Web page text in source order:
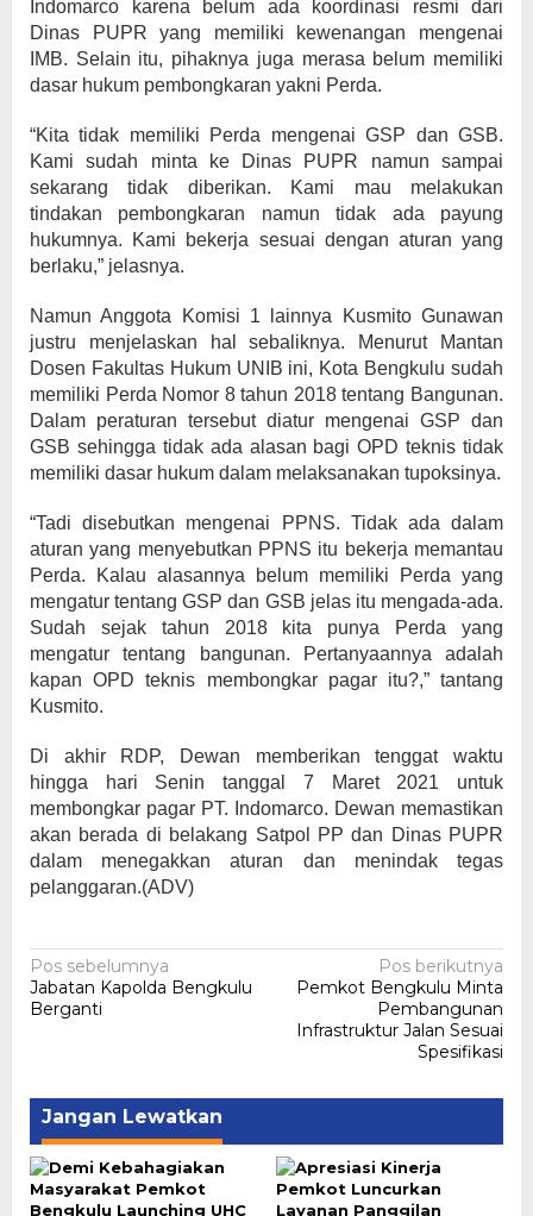
Indomarco karena belum ada koordinasi resmi dari
Dinas PUPR yang memiliki kewenangan mengenai
IMB. Selain itu, pihaknya juga merasa belum memiliki
dasar hukum pembongkaran yakni Perda.
“Kita tidak memiliki Perda mengenai GSP dan GSB.
Kami sudah minta ke Dinas PUPR namun sampai
sekarang tidak diberikan. Kami mau melakukan
tindakan pembongkaran namun tidak ada payung
hukumnya. Kami bekerja sesuai dengan aturan yang
berlaku,” jelasnya.
Namun Anggota Komisi 1 lainnya Kusmito Gunawan
justru menjelaskan hal sebaliknya. Menurut Mantan
Dosen Fakultas Hukum UNIB ini, Kota Bengkulu sudah
memiliki Perda Nomor 8 tahun 2018 tentang Bangunan.
Dalam peraturan tersebut diatur mengenai GSP dan
GSB sehingga tidak ada alasan bagi OPD teknis tidak
memiliki dasar hukum dalam melaksanakan tupoksinya.
“Tadi disebutkan mengenai PPNS. Tidak ada dalam
aturan yang menyebutkan PPNS itu bekerja memantau
Perda. Kalau alasannya belum memiliki Perda yang
mengatur tentang GSP dan GSB jelas itu mengada-ada.
Sudah sejak tahun 2018 kita punya Perda yang
mengatur tentang bangunan. Pertanyaannya adalah
kapan OPD teknis membongkar pagar itu?,” tantang
Kusmito.
Di akhir RDP, Dewan memberikan tenggat waktu
hingga hari Senin tanggal 7 Maret 2021 untuk
membongkar pagar PT. Indomarco. Dewan memastikan
akan berada di belakang Satpol PP dan Dinas PUPR
dalam menegakkan aturan dan menindak tegas
pelanggaran.(ADV)
Navigasi
pos
Pos sebelumnya
Jabatan Kapolda Bengkulu
Berganti
Pos berikutnya
Pemkot Bengkulu Minta
Pembangunan
Infrastruktur Jalan Sesuai
Spesifikasi
Jangan Lewatkan